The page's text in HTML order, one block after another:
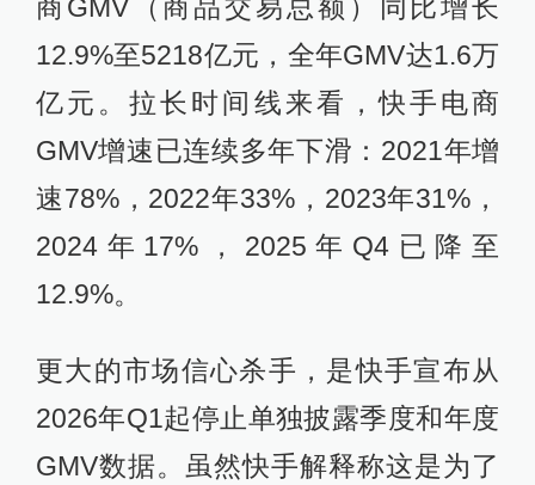
商GMV（商品交易总额）同比增长
12.9%至5218亿元，全年GMV达1.6万
亿元。拉长时间线来看，快手电商
GMV增速已连续多年下滑：2021年增
速78%，2022年33%，2023年31%，
2024年17%，2025年Q4已降至
12.9%。
更大的市场信心杀手，是快手宣布从
2026年Q1起停止单独披露季度和年度
GMV数据。虽然快手解释称这是为了